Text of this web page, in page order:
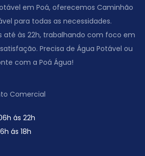
em Poá, oferecemos Caminhão
para todas as necessidades.
até às 22h, trabalhando com foco em
Precisa de Água Potável ou
com a Poá Água!
Comercial
ás 22h
ás 18h